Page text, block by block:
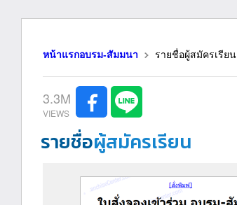
หน้าแรกอบรม-สัมมนา รายชื่อผู้สมัครเรียน
3.3M
รายชื่อผู้สมัครเรียน